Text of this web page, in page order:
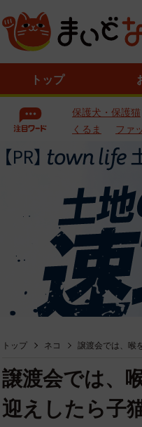
トップ
保護犬・保護猫
くるま
ファ
トップ ネコ 譲渡会では、喉
譲渡会では、
迎えしたら子